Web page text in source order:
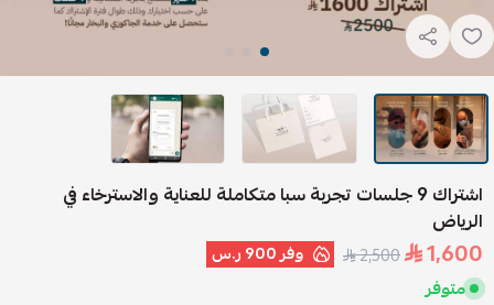
اشتراك 9 جلسات تجربة سبا متكاملة للعناية والاسترخاء في
الرياض
1,600
2,500 وفر900 ر.س
متوفر